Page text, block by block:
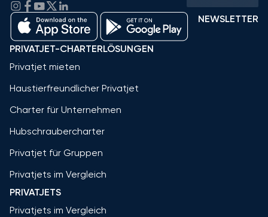
NEWSLETTER
PRIVATJET-CHARTERLÖSUNGEN
Privatjet mieten
Haustierfreundlicher Privatjet
Charter für Unternehmen
Hubschraubercharter
Privatjet für Gruppen
Privatjets im Vergleich
PRIVATJETS
Privatjets im Vergleich